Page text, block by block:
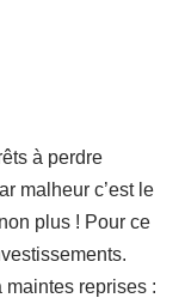
à perdre
malheur c’est le
plus ! Pour ce
reprises :